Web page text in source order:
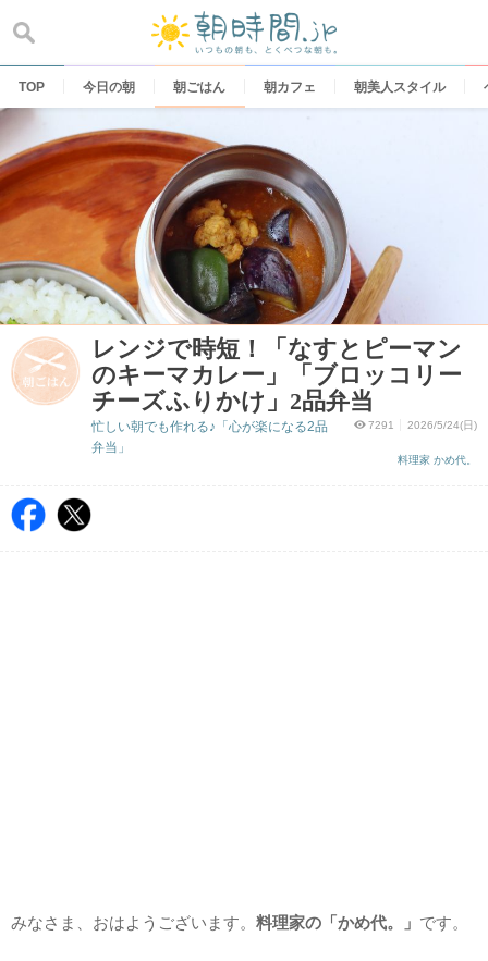
content
TOP 今日の朝 朝ごはん 朝カフェ 朝美人スタイル
レンジで時短！「なすとピーマン
のキーマカレー」「ブロッコリー
チーズふりかけ」2品弁当
7291 2026/5/24(日)
料理家 かめ代。
忙しい朝でも作れる♪「心が楽になる2品
弁当」
みなさま、おはようございます。 料理家の「かめ代。」 です。